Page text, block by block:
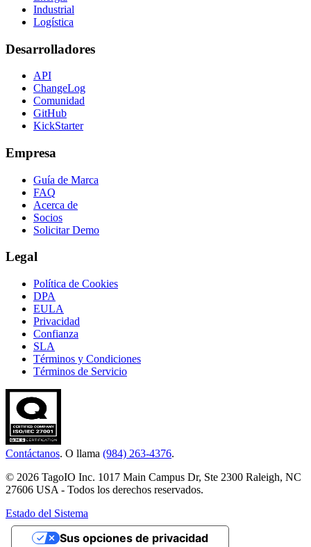
Industrial
Logística
Desarrolladores
API
ChangeLog
Comunidad
GitHub
KickStarter
Empresa
Guía de Marca
FAQ
Acerca de
Socios
Solicitar Demo
Legal
Política de Cookies
DPA
EULA
Privacidad
Confianza
SLA
Términos y Condiciones
Términos de Servicio
Contáctanos. O llama (984) 263-4376.
© 2026 TagoIO Inc. 1017 Main Campus Dr, Ste 2300 Raleigh, NC
27606 USA - Todos los derechos reservados.
Estado del Sistema
Sus opciones de privacidad